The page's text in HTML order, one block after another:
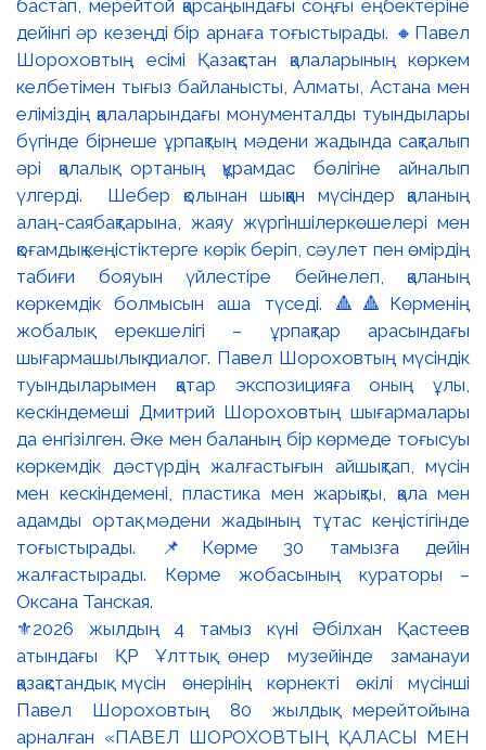
⚜️2026 жылдың 4 тамыз күні Әбілхан Қастеев
атындағы ҚР Ұлттық өнер музейінде заманауи
қазақстандық мүсін өнерінің көрнекті өкілі мүсінші
Павел Шороховтың 80 жылдық мерейтойына
арналған «ПАВЕЛ ШОРОХОВТЫҢ ҚАЛАСЫ МЕН